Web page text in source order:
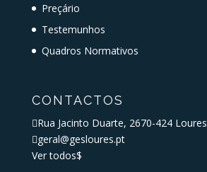
Preçário
Testemunhos
Quadros Normativos
CONTACTOS
Rua Jacinto Duarte, 2670-424 Loures
geral@gesloures.pt
Ver todos$